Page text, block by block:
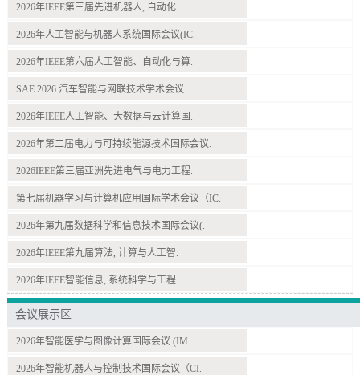
2026年IEEE第三届先进机器人, 自动化.
2026年人工智能与机器人系统国际会议(IC.
2026年IEEE第六届人工智能、自动化与算.
SAE 2026 汽车智能与网联技术学术会议.
2026年IEEE人工智能、大数据与云计算国.
2026年第二届电力与可持续能源技术国际会议.
2026IEEE第三届亚洲先进电气与电力工程.
第七届机器学习与计算机应用国际学术会议（IC.
2026年第九届数据科学和信息技术国际会议(.
2026年IEEE第九届算法, 计算与人工智.
2026年IEEE智能信息, 系统科学与工程.
会议展示区
2026年智能医学与图像计算国际会议 (IM.
2026年智能机器人与控制技术国际会议（CI.